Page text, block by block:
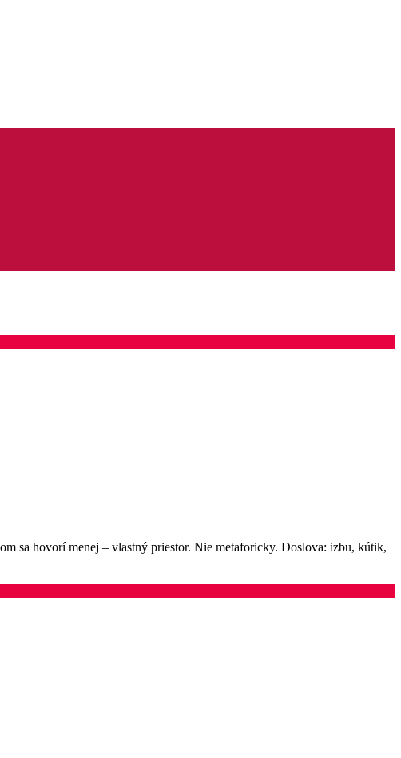
sa hovorí menej – vlastný priestor. Nie metaforicky. Doslova: izbu, kútik,